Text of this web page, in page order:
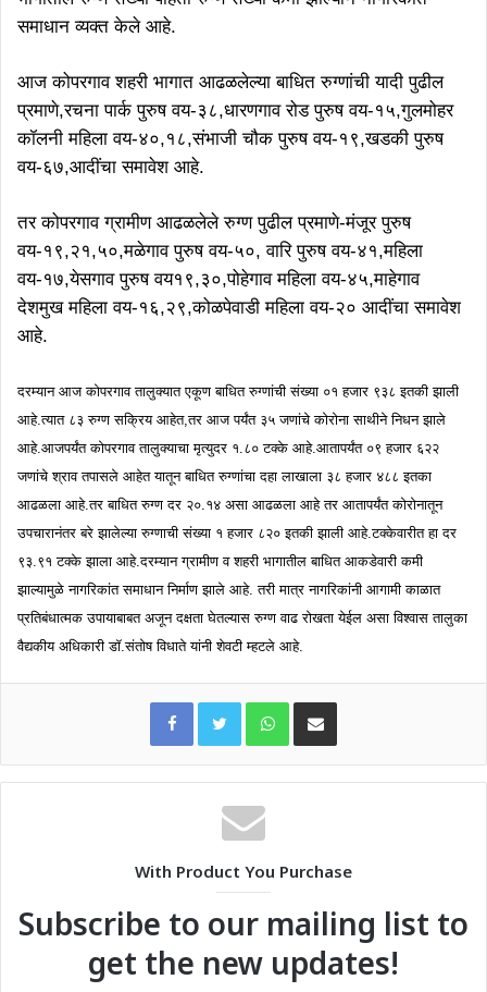
समाधान व्यक्त केले आहे.
आज कोपरगाव शहरी भागात आढळलेल्या बाधित रुग्णांची यादी पुढील
प्रमाणे,रचना पार्क पुरुष वय-३८,धारणगाव रोड पुरुष वय-१५,गुलमोहर
कॉलनी महिला वय-४०,१८,संभाजी चौक पुरुष वय-१९,खडकी पुरुष
वय-६७,आदींचा समावेश आहे.
तर कोपरगाव ग्रामीण आढळलेले रुग्ण पुढील प्रमाणे-मंजूर पुरुष
वय-१९,२१,५०,मळेगाव पुरुष वय-५०, वारि पुरुष वय-४१,महिला
वय-१७,येसगाव पुरुष वय१९,३०,पोहेगाव महिला वय-४५,माहेगाव
देशमुख महिला वय-१६,२९,कोळपेवाडी महिला वय-२० आदींचा समावेश
आहे.
दरम्यान आज कोपरगाव तालुक्यात एकूण बाधित रुग्णांची संख्या ०१ हजार ९३८ इतकी झाली
आहे.त्यात ८३ रुग्ण सक्रिय आहेत,तर आज पर्यंत ३५ जणांचे कोरोना साथीने निधन झाले
आहे.आजपर्यंत कोपरगाव तालुक्याचा मृत्युदर १.८० टक्के आहे.आतापर्यंत ०९ हजार ६२२
जणांचे श्राव तपासले आहेत यातून बाधित रुग्णांचा दहा लाखाला ३८ हजार ४८८ इतका
आढळला आहे.तर बाधित रुग्ण दर २०.१४ असा आढळला आहे तर आतापर्यंत कोरोनातून
उपचारानंतर बरे झालेल्या रुग्णाची संख्या १ हजार ८२० इतकी झाली आहे.टक्केवारीत हा दर
९३.९१ टक्के झाला आहे.दरम्यान ग्रामीण व शहरी भागातील बाधित आकडेवारी कमी
झाल्यामुळे नागरिकांत समाधान निर्माण झाले आहे. तरी मात्र नागरिकांनी आगामी काळात
प्रतिबंधात्मक उपायाबाबत अजून दक्षता घेतल्यास रुग्ण वाढ रोखता येईल असा विश्वास तालुका
वैद्यकीय अधिकारी डॉ.संतोष विधाते यांनी शेवटी म्हटले आहे.
WhatsAppShare via Email
With Product You Purchase
Subscribe to our mailing list to
get the new updates!